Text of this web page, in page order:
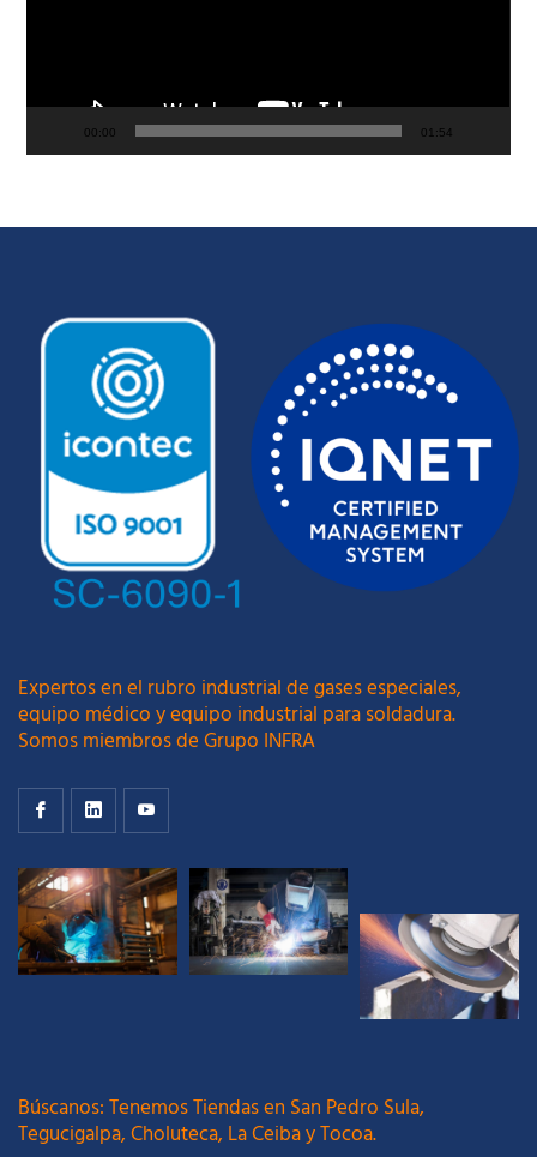
00:00 01:54
Expertos en el rubro industrial de gases especiales,
equipo médico y equipo industrial para soldadura.
Somos miembros de Grupo INFRA
Búscanos: Tenemos Tiendas en San Pedro Sula,
Tegucigalpa, Choluteca, La Ceiba y Tocoa.